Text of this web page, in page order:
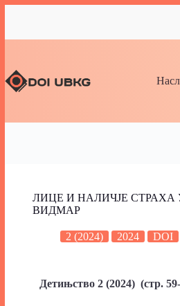
ЛИЦЕ И НАЛИЧЈЕ
ВИДМАР
2 (2024) 2024 DOI
Детињство 2 (2024) (стр.